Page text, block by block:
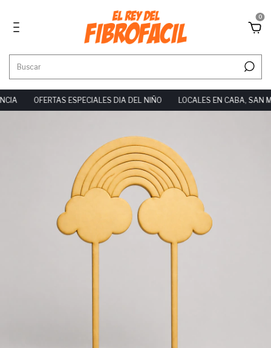
0
OFERTAS ESPECIALES DIA DEL NIÑO LOCALES EN CABA, SAN